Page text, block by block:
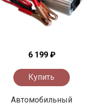
6 199 ₽
Купить
Автомобильный